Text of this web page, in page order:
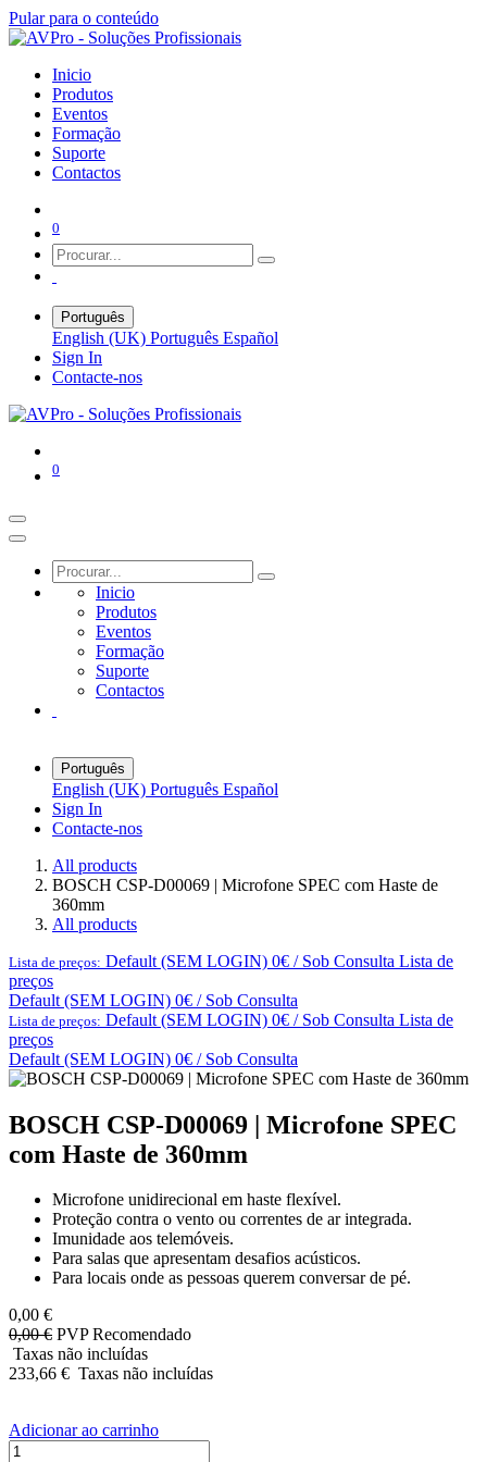
Pular para o conteúdo
Inicio
Produtos
Eventos
Formação
Suporte
Contactos
0
Português
English (UK) Português Español
Sign In
Contacte-nos
0
Inicio
Produtos
Eventos
Formação
Suporte
Contactos
Português
English (UK) Português Español
Sign In
Contacte-nos
All products
BOSCH CSP-D00069 | Microfone SPEC com Haste de
360mm
All products
Lista de preços: Default (SEM LOGIN) 0€ / Sob Consulta Lista de
preços
Default (SEM LOGIN) 0€ / Sob Consulta
Lista de preços: Default (SEM LOGIN) 0€ / Sob Consulta Lista de
preços
Default (SEM LOGIN) 0€ / Sob Consulta
BOSCH CSP-D00069 | Microfone SPEC
com Haste de 360mm
Microfone unidirecional em haste flexível.
Proteção contra o vento ou correntes de ar integrada.
Imunidade aos telemóveis.
Para salas que apresentam desafios acústicos.
Para locais onde as pessoas querem conversar de pé.
0,00 €
0,00€ PVP Recomendado
Taxas não incluídas
233,66 € Taxas não incluídas
Adicionar ao carrinho